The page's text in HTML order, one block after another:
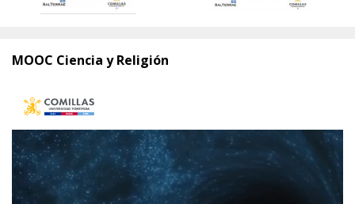
MOOC Ciencia y Religión